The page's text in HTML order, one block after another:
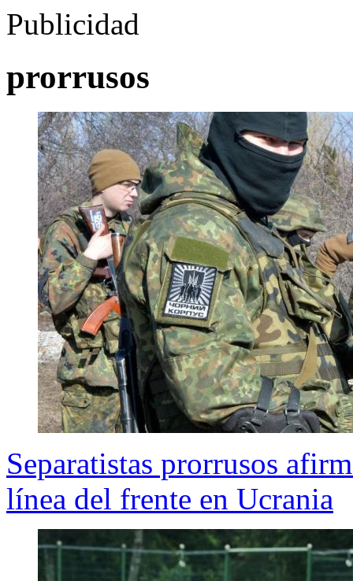
Publicidad
prorrusos
Separatistas prorrusos
línea del frente en Ucrania